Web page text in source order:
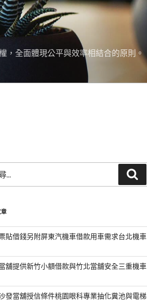
，全面體現公平與效率相結合的原則。
尋
貼借錢另附屏東汽機車借款用車需求台北機車
舖提供新竹小額借款與竹北當舖安全三重機車
發當舖授信條件桃園眼科專業抽化糞池與電梯